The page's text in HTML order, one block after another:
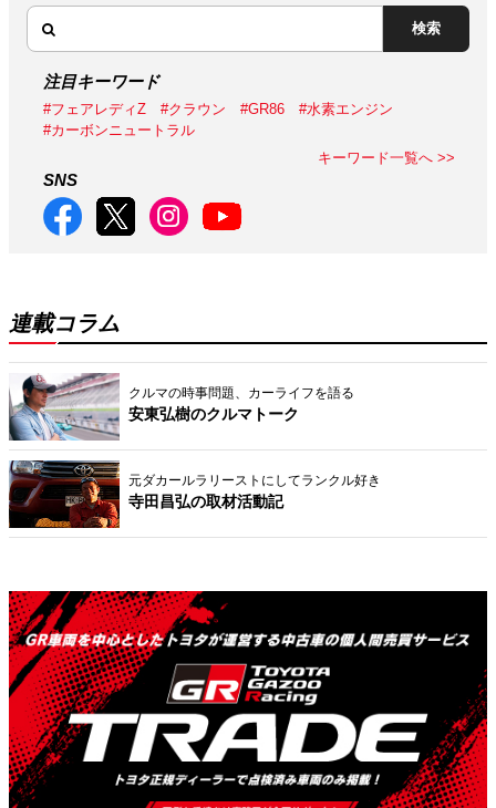
検索
注目キーワード
#フェアレディZ #クラウン #GR86
#水素エンジン
#カーボンニュートラル
キーワード一覧へ >>
SNS
連載コラム
クルマの時事問題、カーライフを語る
安東弘樹のクルマトーク
元ダカールラリーストにしてランクル好き
寺田昌弘の取材活動記